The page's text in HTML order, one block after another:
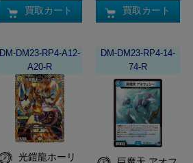
買取カート 買取カート
DM-DM23-RP4-A12-
A20-R
光鎧龍ホーリ
DM-DM23-RP4-14-
74-R